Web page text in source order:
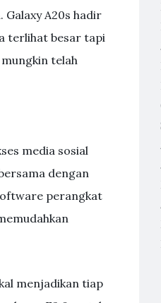
A20s hadir
terlihat besar tapi
telah
media sosial
dengan
perangkat
menjadikan tiap